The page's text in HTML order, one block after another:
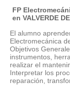
FP
en VALVERDE
El alumno
Electromecánica
Objetivos
instrumentos,
realizar el
Interpretar los
reparación,